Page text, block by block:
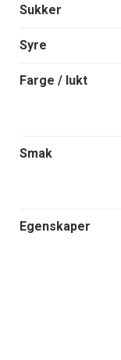
Sukker
Syre
Farge / lukt
Smak
Egenskaper